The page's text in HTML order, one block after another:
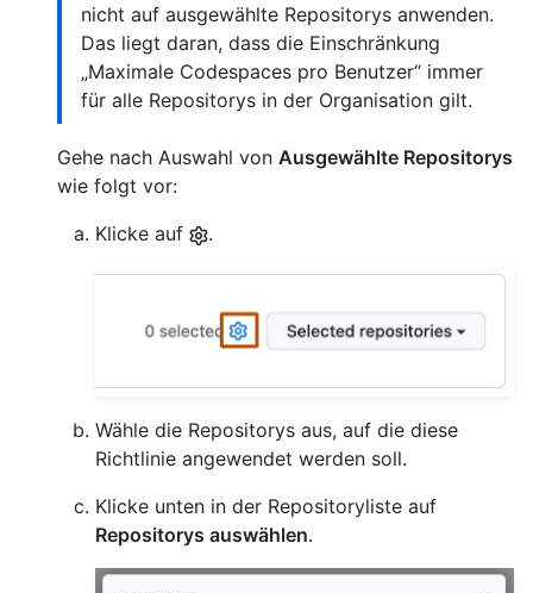
nicht auf ausgewählte Repositorys anwenden.
Das liegt daran, dass die Einschränkung
„Maximale Codespaces pro Benutzer“ immer
für alle Repositorys in der Organisation gilt.
Gehe nach Auswahl von Ausgewählte Repositorys
wie folgt vor:
Klicke auf
.
Wähle die Repositorys aus, auf die diese
Richtlinie angewendet werden soll.
Klicke unten in der Repositoryliste auf
Repositorys auswählen.